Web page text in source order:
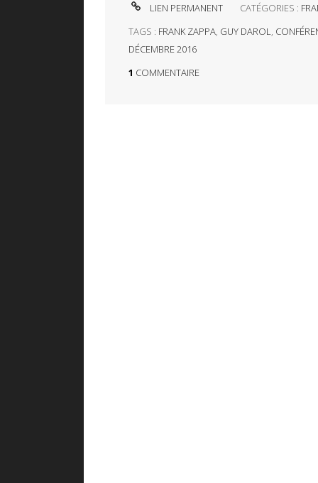
LIEN PERMANENT CATÉGORIES :
TAGS : FRANK ZAPPA, GUY DAROL,
DÉCEMBRE 2016
1 COMMENTAIRE